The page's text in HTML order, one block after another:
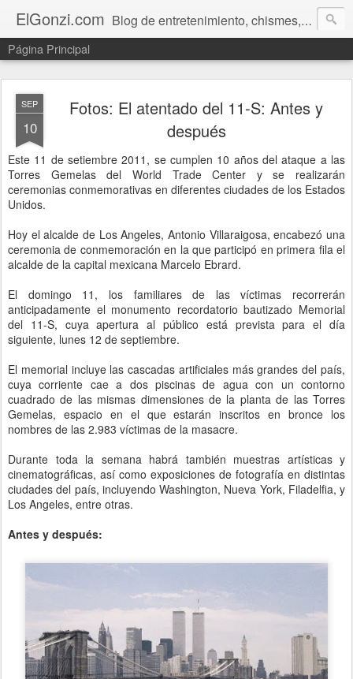
ElGonzi.com Blog de entretenimiento, chismes, humor, farándula, curiosidades, ovnis, noticias calientes, fotos, videos, paranormal y ¡más!
Página Principal
SEP
10
Fotos: El atentado del 11-S: Antes y
después
Este 11 de setiembre 2011, se cumplen 10 años del ataque a las
Torres Gemelas del World Trade Center y se realizarán
ceremonias conmemorativas en diferentes ciudades de los Estados
Unidos.
Hoy el alcalde de Los Angeles, Antonio Villaraigosa, encabezó una
ceremonia de conmemoración en la que participó en primera fila el
alcalde de la capital mexicana Marcelo Ebrard.
El domingo 11, los familiares de las víctimas recorrerán
anticipadamente el monumento recordatorio bautizado Memorial
del 11-S, cuya apertura al público está prevista para el día
siguiente, lunes 12 de septiembre.
El memorial incluye las cascadas artificiales más grandes del país,
cuya corriente cae a dos piscinas de agua con un contorno
cuadrado de las mismas dimensiones de la planta de las Torres
Gemelas, espacio en el que estarán inscritos en bronce los
nombres de las 2.983 víctimas de la masacre.
Durante toda la semana habrá también muestras artísticas y
cinematográficas, así como exposiciones de fotografía en distintas
ciudades del país, incluyendo Washington, Nueva York, Filadelfia, y
Los Angeles, entre otras.
Antes y después: